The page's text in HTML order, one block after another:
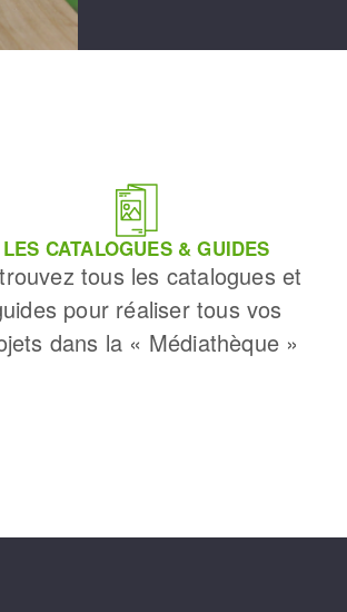
LES CATALOGUES & GUIDES
tous les catalogues et
pour réaliser tous vos
dans la « Médiathèque »